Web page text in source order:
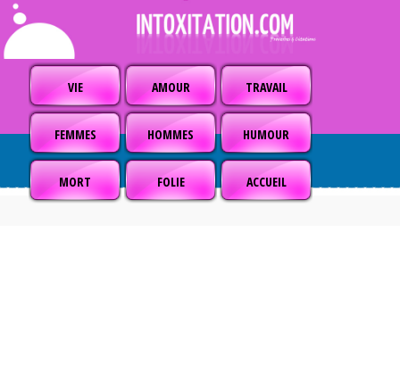
VIE AMOUR TRAVAIL
FEMMES HOMMES HUMOUR
MORT FOLIE ACCUEIL